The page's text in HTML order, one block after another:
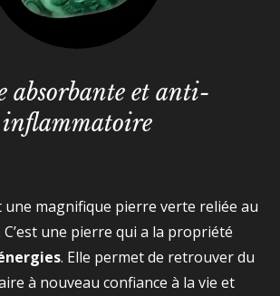
absorbante et anti-
inflammatoire
une magnifique pierre verte reliée au
une pierre qui a la propriété
. Elle permet de retrouver du
à nouveau confiance à la vie et